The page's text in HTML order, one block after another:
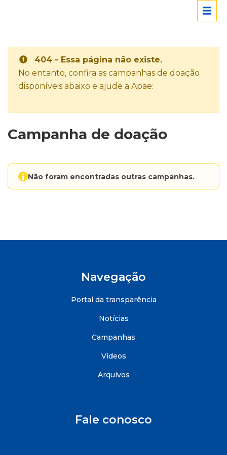
404 - Essa página não existe.
No entanto, confira as campanhas de doação
disponíveis abaixo e ajude a Apae:
Campanha de doação
Não foram encontradas outras campanhas.
Navegação
Portal da transparência
Notícias
Campanhas
Videos
Arquivos
Fale conosco